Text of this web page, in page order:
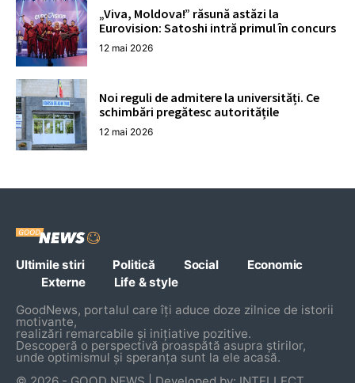
„Viva, Moldova!” răsună astăzi la
Eurovision: Satoshi intră primul în concurs
12 mai 2026
Noi reguli de admitere la universități. Ce
schimbări pregătesc autoritățile
12 mai 2026
Ultimile stiri Politică Social
Economic
Externe
Life & style
GoodNews, portalul care îți aduce doze zilnice de istorii
motivante,
realizări remarcabile și inițiative pozitive.
Descoperă o perspectivă proaspătă asupra știrilor,
unde optimismul și speranța sunt la ele acasă.